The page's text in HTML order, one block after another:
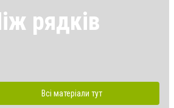
рядків
Всі матеріали тут